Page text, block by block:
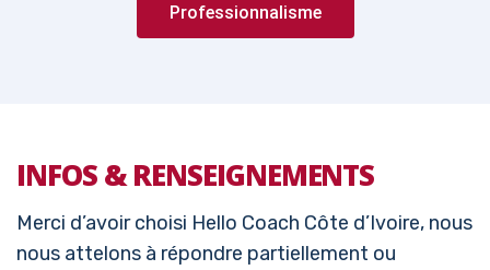
Professionnalisme
INFOS & RENSEIGNEMENTS
Merci d’avoir choisi Hello Coach Côte d’Ivoire, nous
nous attelons à répondre partiellement ou